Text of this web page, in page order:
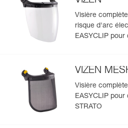
Voir l'historique d'un produit à
Visière
risque d'arc
EASYCLIP pour
VIZEN
Visière
EASYCLIP pour
STRATO